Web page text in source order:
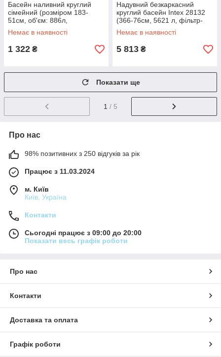
Басейн наливний круглий
сімейний (розміром 183-
51см, об'єм: 886л,
ремкомплект) Intex 28101 NP
Немає в наявності
1 322 ₴
Надувний безкаркасний
круглий басейн Intex 28132
(366-76см, 5621 л, фільтр-
насос 230V) Синій
Немає в наявності
5 813 ₴
Показати ще
1 / 5
Про нас
98% позитивних з 250 відгуків за рік
Працює з 11.03.2024
м. Київ
Київ, Україна
Контакти
Сьогодні працює з 09:00 до 20:00
Показати весь графік роботи
Про нас
Контакти
Доставка та оплата
Графік роботи